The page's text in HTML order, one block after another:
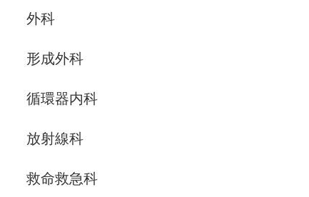
外科
形成外科
循環器内科
放射線科
救命救急科